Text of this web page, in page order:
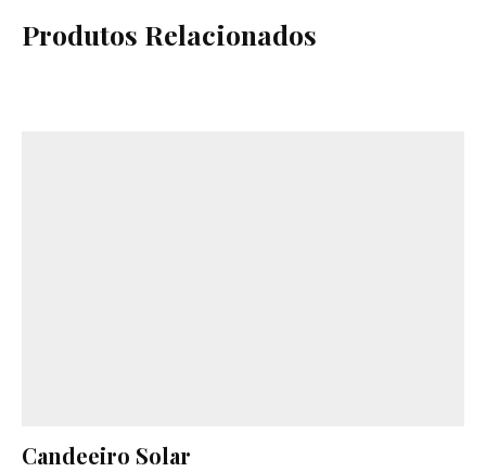
Produtos Relacionados
Candeeiro Solar